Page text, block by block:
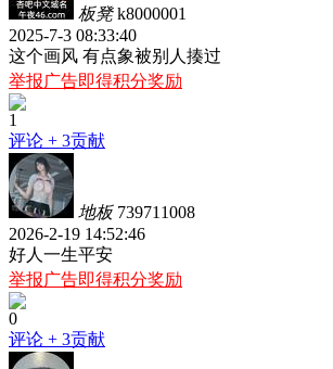
板凳 k8000001
2025-7-3 08:33:40
这个画风 有点象被别人揍过
举报广告即得积分奖励
1
评论 + 3贡献
地板 739711008
2026-2-19 14:52:46
好人一生平安
举报广告即得积分奖励
0
评论 + 3贡献